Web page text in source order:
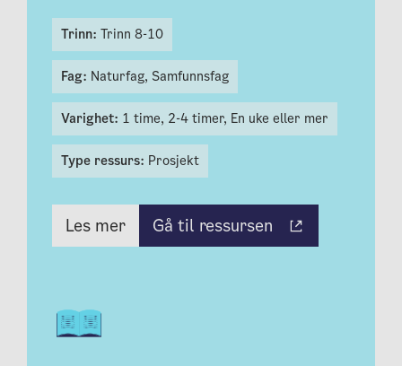
Trinn: Trinn 8-10
Fag: Naturfag, Samfunnsfag
Varighet: 1 time, 2-4 timer, En uke eller mer
Type ressurs: Prosjekt
Les mer Gå til ressursen